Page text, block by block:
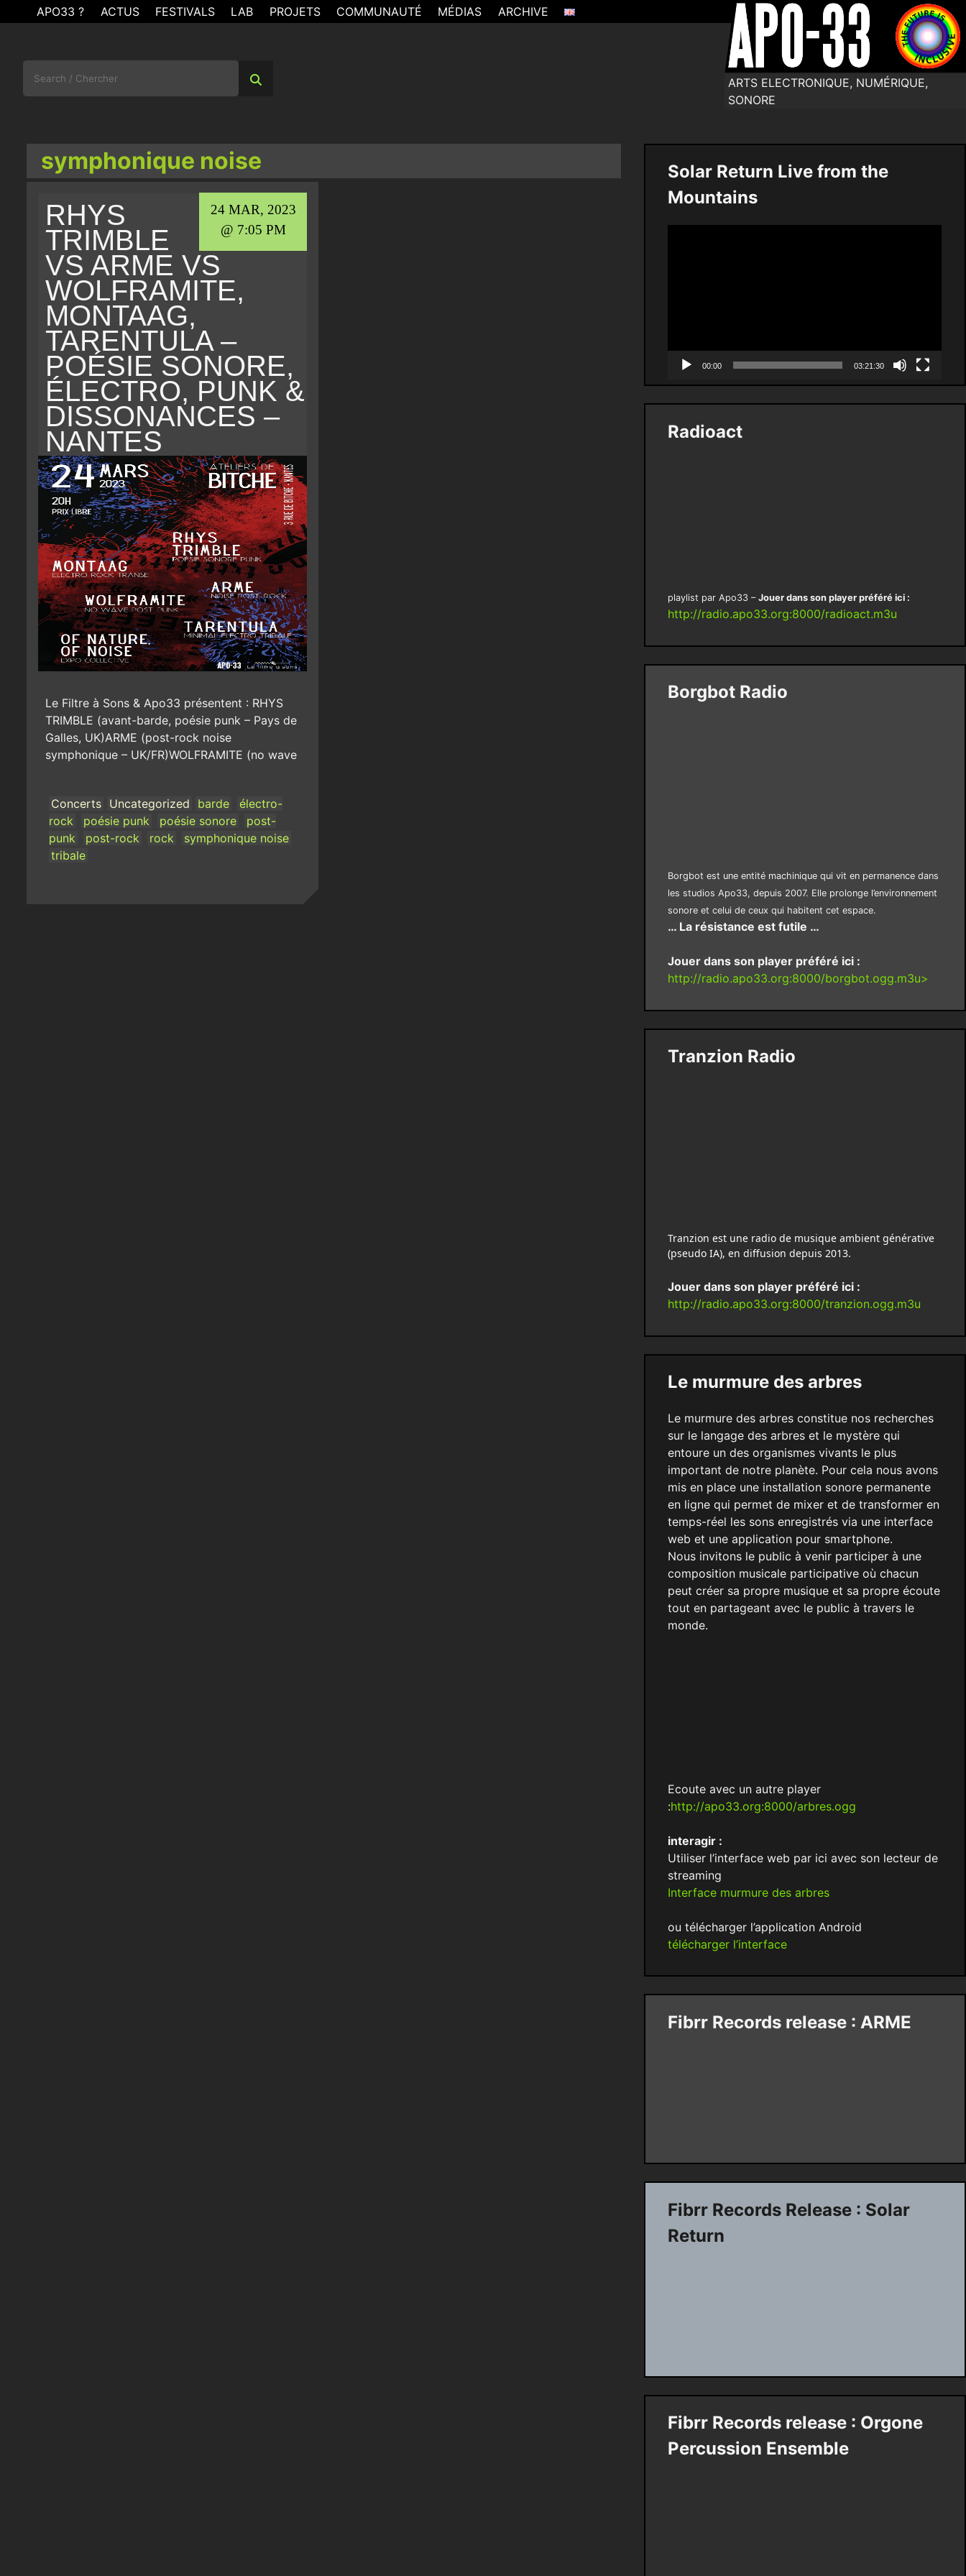
to
ARTS ELECTRONIQUE, NUMÉRIQUE,
SONORE
APO33 ? ACTUS FESTIVALS LAB PROJETS COMMUNAUTÉ MÉDIAS ARCHIVE
for:
symphonique noise
24 MAR, 2023
@ 7:05 PM
RHYS
TRIMBLE
VS ARME VS
WOLFRAMITE,
MONTAAG,
TARENTULA –
POÉSIE SONORE,
ÉLECTRO, PUNK &
DISSONANCES –
NANTES
Le Filtre à Sons & Apo33 présentent : RHYS
TRIMBLE (avant-barde, poésie punk – Pays de
Galles, UK)ARME (post-rock noise
symphonique – UK/FR)WOLFRAMITE (no wave
Concerts Uncategorized barde
électro-
rock
poésie punk poésie sonore
post-
punk
post-rock rock
symphonique noise
tribale
Solar Return Live from the
Mountains
00:00 03:21:30
Radioact
playlist par Apo33 –Jouer dans son player préféré ici :
http://radio.apo33.org:8000/radioact.m3u
Borgbot Radio
Borgbot est une entité machinique qui vit en permanence dans
les studios Apo33, depuis 2007. Elle prolonge l’environnement
sonore et celui de ceux qui habitent cet espace.
… La résistance est futile …
Jouer dans son player préféré ici :
http://radio.apo33.org:8000/borgbot.ogg.m3u>
Tranzion Radio
Tranzion est une radio de musique ambient générative
(pseudo IA), en diffusion depuis 2013.
Jouer dans son player préféré ici :
http://radio.apo33.org:8000/tranzion.ogg.m3u
Le murmure des arbres
Le murmure des arbres constitue nos recherches
sur le langage des arbres et le mystère qui
entoure un des organismes vivants le plus
important de notre planète. Pour cela nous avons
mis en place une installation sonore permanente
en ligne qui permet de mixer et de transformer en
temps-réel les sons enregistrés via une interface
web et une application pour smartphone.
Nous invitons le public à venir participer à une
composition musicale participative où chacun
peut créer sa propre musique et sa propre écoute
tout en partageant avec le public à travers le
monde.
Ecoute avec un autre player
:http://apo33.org:8000/arbres.ogg
interagir :
Utiliser l’interface web par ici avec son lecteur de
streaming
Interface murmure des arbres
ou télécharger l’application Android
télécharger l’interface
Fibrr Records release : ARME
Fibrr Records Release : Solar
Return
Fibrr Records release : Orgone
Percussion Ensemble